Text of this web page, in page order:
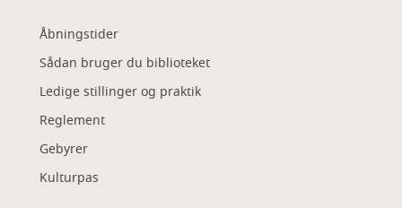
Åbningstider
Sådan bruger du biblioteket
Ledige stillinger og praktik
Reglement
Gebyrer
Kulturpas